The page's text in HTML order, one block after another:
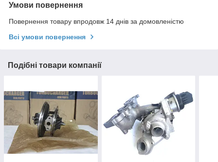
Умови повернення
Повернення товару впродовж 14 днів за домовленістю
Всі умови повернення
Подібні товари компанії